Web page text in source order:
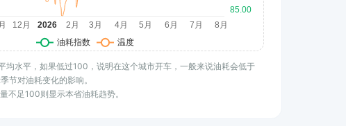
均水平，如果低过100，说明在这个城市开车，一般来说油耗会低于
节对油耗变化的影响。
不足100则显示本省油耗趋势。